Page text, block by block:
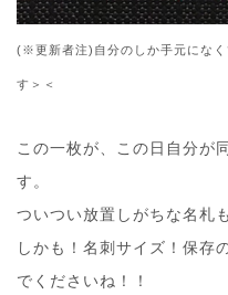
(※更新者注)自分のしか手元にな
す＞＜
この一枚が、この日自分が
す。
ついつい放置しがちな名札
しかも！名刺サイズ！保存
でくださいね！！